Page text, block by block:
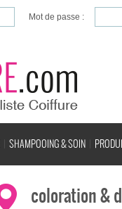
Mot de passe :
SHAMPOOING & SOIN
coloration &